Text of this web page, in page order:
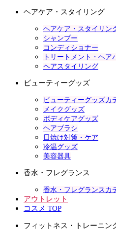
ヘアケア・スタイリング
ヘアケア・スタイリン
シャンプー
コンディショナー
トリートメント・ヘア
ヘアスタイリング
ビューティーグッズ
ビューティーグッズカ
メイクグッズ
ボディケアグッズ
ヘアブラシ
日焼け対策・ケア
冷温グッズ
美容器具
香水・フレグランス
香水・フレグランスカ
アウトレット
コスメ TOP
フィットネス・トレーニン